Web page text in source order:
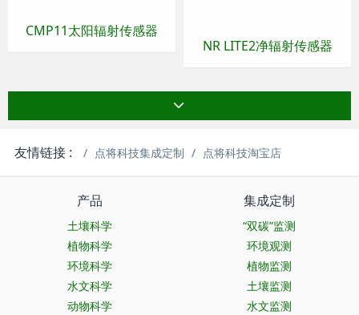
CMP11太阳辐射传感器
NR LITE2净辐射传感器
友情链接 : 点将科技集成定制 点将科技淘宝店
产品
土壤科学
植物科学
环境科学
水文科学
动物科学
集成定制
“双碳”监测
环境观测
植物监测
土壤监测
水文监测